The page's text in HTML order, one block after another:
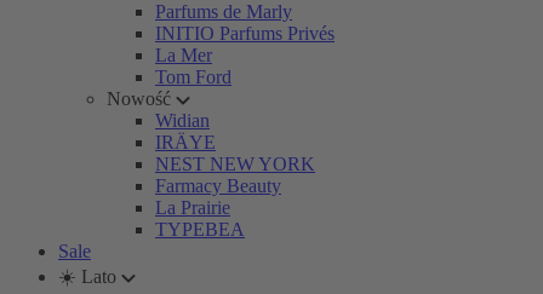
Parfums de Marly
INITIO Parfums Privés
La Mer
Tom Ford
Nowość
Widian
IRÄYE
NEST NEW YORK
Farmacy Beauty
La Prairie
TYPEBEA
Sale
☀️ Lato